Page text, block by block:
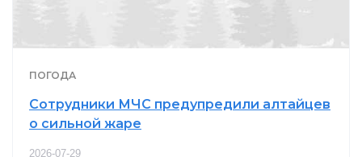
ПОГОДА
Сотрудники МЧС предупредили алтайцев
о сильной жаре
2026-07-29